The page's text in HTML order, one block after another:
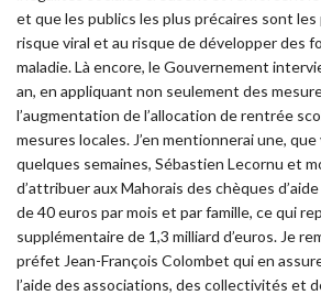
et que les publics les plus précaires sont les
risque viral et au risque de développer des
maladie. Là encore, le Gouvernement
an, en appliquant non seulement des
l’augmentation de l’allocation de rentrée
mesures locales. J’en mentionnerai une,
quelques semaines, Sébastien Lecornu et
d’attribuer aux Mahorais des chèques
de 40 euros par mois et par famille, ce qui
supplémentaire de 1,3 milliard d’euros. Je
préfet Jean-François Colombet qui en
l’aide des associations, des collectivités et